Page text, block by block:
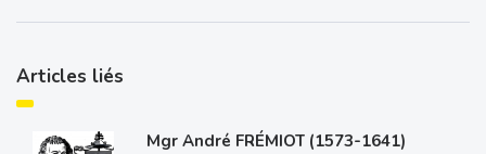
Articles liés
Mgr André FRÉMIOT (1573-1641)